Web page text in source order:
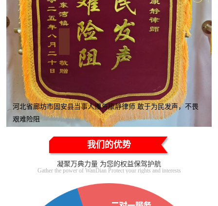
河北省廊坊市固安县当事人赠与康静律师 敢于为民发声，不畏
艰难险阻
我们的优势
凝聚万典力量 为您的权益保驾护航
Gather the power of WanDian Protect your rights and interests